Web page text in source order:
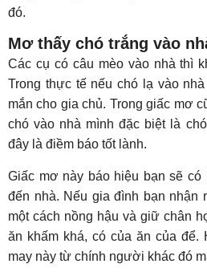
đó.
Mơ thấy chó trắng vào
Các cụ có câu mèo vào nhà thì
Trong thực tế nếu chó lạ vào
mắn cho gia chủ. Trong giấc mơ
chó vào nhà mình đặc biệt là
đây là điềm báo tốt lành.
Giấc mơ này báo hiệu bạn sẽ
đến nhà. Nếu gia đình bạn nhận
một cách nồng hậu và giữ chân
ăn khấm khá, có của ăn của để.
may này từ chính người khác đó